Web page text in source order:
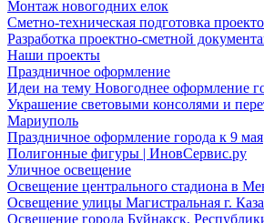
Монтаж новогодних елок
Сметно-техническая подготовка
Разработка проектно-сметной
Наши проекты
Праздничное оформление
Идеи на тему Новогоднее оформление
Украшение световыми консолями и
Мариуполь
Праздничное оформление города к 9 мая
Полигонные фигуры | ИновСервис.ру
Уличное освещение
Освещение центрального стадиона в
Освещение улицы Магистральная г.
Освещение города Буйнакск,